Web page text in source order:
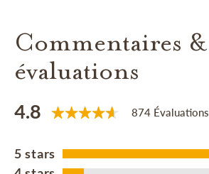
Commentaires &
évaluations
4.8 874 Évaluations
5 stars